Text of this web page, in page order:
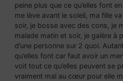
peine plus que ce qu’elles font
me lève avant le soleil, ma fille
soir, je bosse avec des cons, je
malade matin et soir, je galère à
d’une personne sur 2 quoi.
qu’elles font car faut avoir un
voit tout ce qu’elles peuvent se
vraiment mal au cœur pour elle